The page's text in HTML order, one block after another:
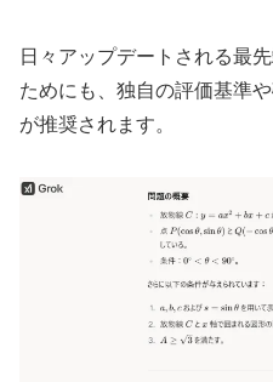
日々アップデートされる最
ためにも、独自の評価基準
が推奨されます。